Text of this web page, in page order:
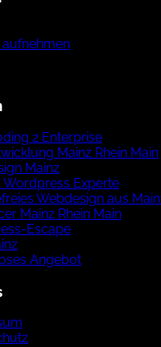
aufnehmen
2 Enterprise
Mainz Rhein Main
Mainz
Wordpress Experte
Webdesign aus
Mainz Rhein Main
Escape
Angebot